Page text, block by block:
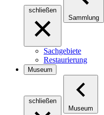
schließen
Sammlung
Sachgebiete
Restaurierung
Museum
schließen
Museum